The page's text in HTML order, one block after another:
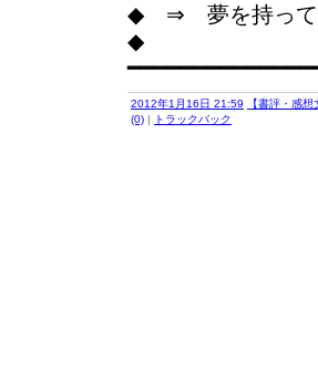
◆ ⇒ 夢を持って
◆
2012年1月16日 21:59 【書評・感
(0) | トラックバック